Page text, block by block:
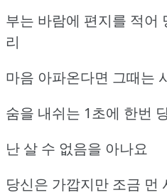
부는 바람에 편지를 적어
리
마음 아파온다면 그때는
숨을 내쉬는 1초에 한번
난 살 수 없음을 아나요
당신은 가깝지만 조금 먼